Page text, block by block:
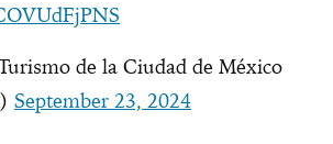
de la Ciudad de México
September 23, 2024